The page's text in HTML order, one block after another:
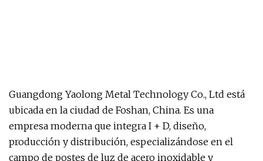
Guangdong Yaolong Metal Technology Co., Ltd está
ubicada en la ciudad de Foshan, China. Es una
empresa moderna que integra I + D, diseño,
producción y distribución, especializándose en el
campo de postes de luz de acero inoxidable y